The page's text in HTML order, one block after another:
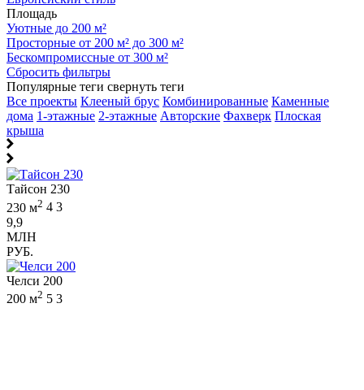
Площадь
Уютные до 200 м²
Просторные от 200 м² до 300 м²
Бескомпромиссные от 300 м²
Сбросить фильтры
Популярные теги свернуть теги
Все проекты Клееный брус Комбинированные Каменные
дома 1-этажные 2-этажные Авторские Фахверк Плоская
крыша
Тайсон 230
230 м2 4 3
9,9
МЛН
РУБ.
Челси 200
200 м2 5 3